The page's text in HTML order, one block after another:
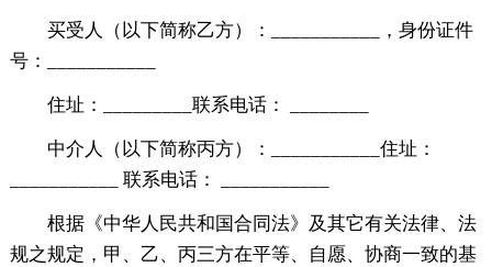
买受人（以下简称乙方）：___________，身份证件
号：___________
住址：_________联系电话： ________
中介人（以下简称丙方）：___________住址：
___________ 联系电话： ___________
根据《中华人民共和国合同法》及其它有关法律、法
规之规定，甲、乙、丙三方在平等、自愿、协商一致的基